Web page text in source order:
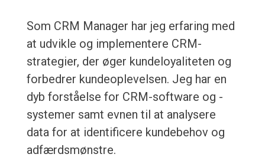
Som CRM Manager har jeg erfaring med
at udvikle og implementere CRM-
strategier, der øger kundeloyaliteten og
forbedrer kundeoplevelsen. Jeg har en
dyb forståelse for CRM-software og -
systemer samt evnen til at analysere
data for at identificere kundebehov og
adfærdsmønstre.